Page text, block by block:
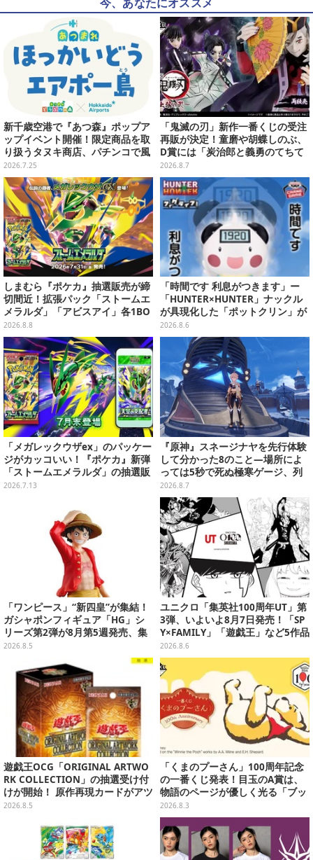
新千歳空港で『あつ森』ポップア
ップイベント開催！限定商品を取
り扱うタヌキ商店、パチンコで風
船を狙う体験ゲームなど
2026.7.25
「鬼滅の刃」新作一番くじの受注
再販が決定！童磨や胡蝶しのぶ、
D賞には「炭治郎と義勇のてちて
ちフィギュア」も
2026.8.7
しまむら『ポケカ』抽選販売が締
切間近！拡張パック「ストームエ
メラルダ」「アビスアイ」各1BO
Xをラインナップ
2026.8.8
「時間です 利息がつきます」ー
「HUNTER×HUNTER」ナックル
が具現化した「ポットクリン」が
貯金箱としてプライズ展開
2026.8.6
「メガレックウザex」のパッケー
ジがカッコいい！『ポケカ』新弾
「ストームエメラルダ」の抽選販
売がヨドバシで実施
2026.7.13
『原神』スネージナヤを先行体験
して分かった8のこと―場所によ
っては5秒で死ぬ極寒ゲージ、列
車は“ダイナミック途中下車”可能
など自由度高め
2026.8.7
「ワンピース」“新四皇”が集結！
ガシャポンフィギュア「HG」シ
リーズ第2弾が8月第5週発売、集
めて並べたくなるクオリティ
2026.8.5
ユニクロ「集英社100周年UT」第
3弾、いよいよ8月7日発売！「SP
Y×FAMILY」「遊戯王」など5作品
をデザイン
2026.8.6
遊戯王OCG「ORIGINAL ARTWO
RK COLLECTION」の抽選受け付
けが開始！ 原作再現カードがアツ
いスペシャルパック
2026.8.5
「くまのプーさん」100周年記念
の一番くじ発表！目玉のA賞は、
物語のページが優しく光る「ブッ
クシェイプドライト」
2026.8.3